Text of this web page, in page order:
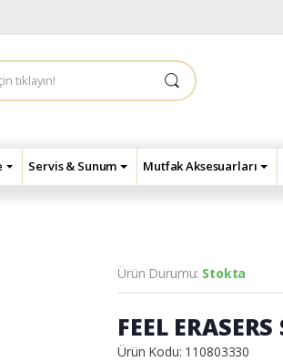
Servis & Sunum Mutfak Aksesuarları
Ürün Durumu: Stokta
FEEL
Ürün Kodu: 110803330